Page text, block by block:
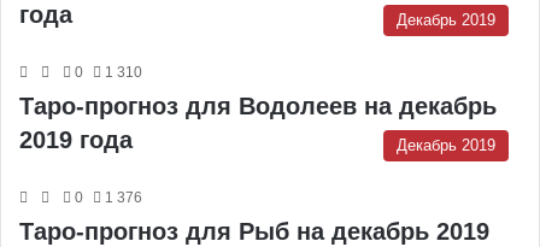
года
Декабрь 2019
0 1 310
Таро-прогноз для Водолеев на декабрь
2019 года
Декабрь 2019
0 1 376
Таро-прогноз для Рыб на декабрь 2019